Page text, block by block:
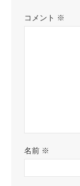
コメント ※
名前 ※